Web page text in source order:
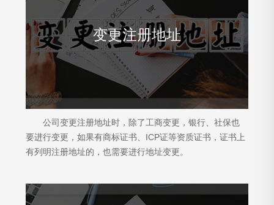
变更注册地址
公司变更注册地址时，除了工商变更，银行、社保也
要进行变更，如果有商标证书、ICP证等资质证书，证书上
有列明注册地址的，也需要进行地址变更。